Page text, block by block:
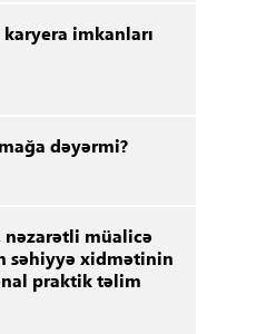
imkanları
dəyərmi?
nəzarətli müalicə
səhiyyə xidmətinin
praktik təlim